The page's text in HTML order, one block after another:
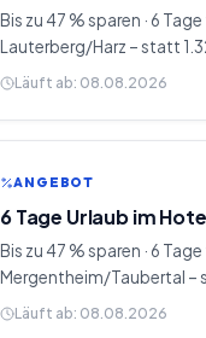
Bis zu 47 % sparen · 6
Lauterberg/Harz – statt
Läuft ab: 08.08.2026
ANGEBOT
6 Tage Urlaub im
Bis zu 47 % sparen · 6
Mergentheim/Taubertal
Läuft ab: 08.08.2026